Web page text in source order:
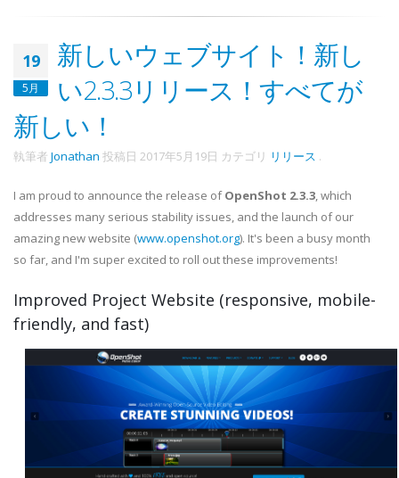
19
5月
新しいウェブサイト！新し
い2.3.3リリース！すべてが
新しい！
執筆者 Jonathan 投稿日 2017年5月19日 カテゴリ リリース .
I am proud to announce the release ofOpenShot 2.3.3, which
addresses many serious stability issues, and the launch of our
amazing new website (www.openshot.org). It's been a busy month
so far, and I'm super excited to roll out these improvements!
Improved Project Website (responsive, mobile-
friendly, and fast)